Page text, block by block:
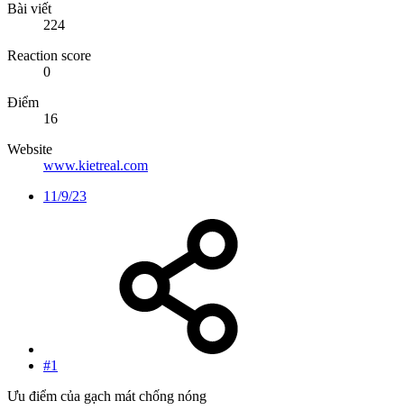
Bài viết
224
Reaction score
0
Điểm
16
Website
www.kietreal.com
11/9/23
#1
Ưu điểm của gạch mát chống nóng